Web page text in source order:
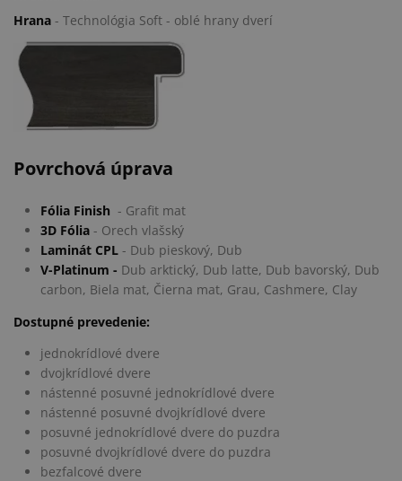
Hrana - Technológia Soft - oblé hrany dverí
Povrchová úprava
Fólia Finish - Grafit mat
3D Fólia - Orech vlašský
Laminát CPL - Dub pieskový, Dub
V-Platinum - Dub arktický, Dub latte, Dub bavorský, Dub
carbon, Biela mat, Čierna mat, Grau, Cashmere, Clay
Dostupné prevedenie:
jednokrídlové dvere
dvojkrídlové dvere
nástenné posuvné jednokrídlové dvere
nástenné posuvné dvojkrídlové dvere
posuvné jednokrídlové dvere do puzdra
posuvné dvojkrídlové dvere do puzdra
bezfalcové dvere